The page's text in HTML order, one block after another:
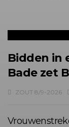
Bidden in
Bade zet
ZOUT 8/9-2026